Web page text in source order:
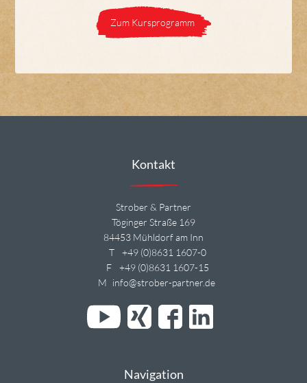
Zum Kursprogramm
Kontakt
Strober & Partner
Töginger Straße 169
84453 Mühldorf am Inn
T
+49 (0)8631 1607-0
F
+49 (0)8631 1607-15
M info@strober-partner.de
Navigation